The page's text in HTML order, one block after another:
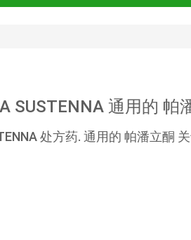
SUSTENNA 通用的 帕
处方药. 通用的 帕潘立酮